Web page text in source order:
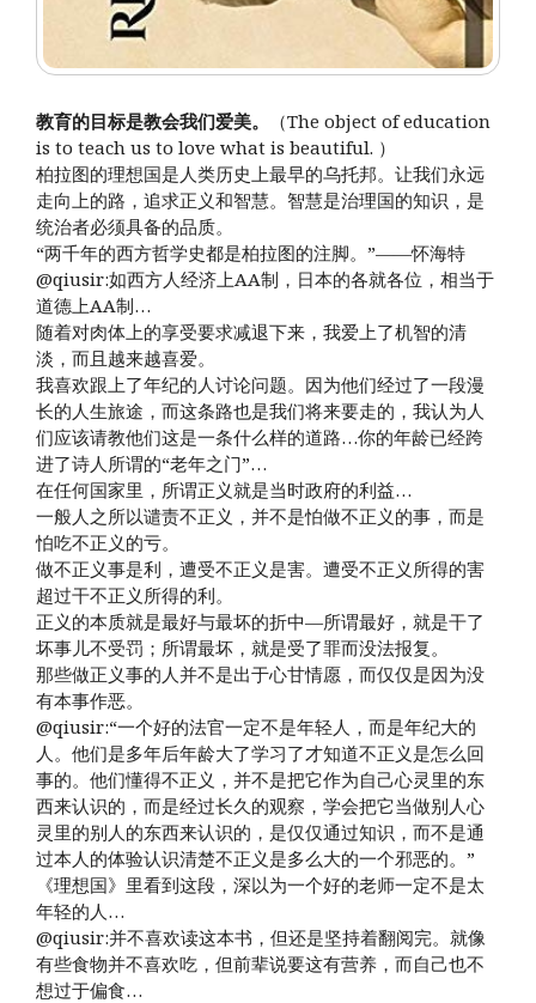
教育的目标是教会我们爱美。
（The object of education
is to teach us to love what is beautiful. ）
柏拉图的理想国是人类历史上最早的乌托邦。让我们永远
走向上的路，追求正义和智慧。智慧是治理国的知识，是
统治者必须具备的品质。
“两千年的西方哲学史都是柏拉图的注脚。”——怀海特
@qiusir:如西方人经济上AA制，日本的各就各位，相当于
道德上AA制…
随着对肉体上的享受要求减退下来，我爱上了机智的清
淡，而且越来越喜爱。
我喜欢跟上了年纪的人讨论问题。因为他们经过了一段漫
长的人生旅途，而这条路也是我们将来要走的，我认为人
们应该请教他们这是一条什么样的道路…你的年龄已经跨
进了诗人所谓的“老年之门”…
在任何国家里，所谓正义就是当时政府的利益…
一般人之所以谴责不正义，并不是怕做不正义的事，而是
怕吃不正义的亏。
做不正义事是利，遭受不正义是害。遭受不正义所得的害
超过干不正义所得的利。
正义的本质就是最好与最坏的折中—所谓最好，就是干了
坏事儿不受罚；所谓最坏，就是受了罪而没法报复。
那些做正义事的人并不是出于心甘情愿，而仅仅是因为没
有本事作恶。
@qiusir:“一个好的法官一定不是年轻人，而是年纪大的
人。他们是多年后年龄大了学习了才知道不正义是怎么回
事的。他们懂得不正义，并不是把它作为自己心灵里的东
西来认识的，而是经过长久的观察，学会把它当做别人心
灵里的别人的东西来认识的，是仅仅通过知识，而不是通
过本人的体验认识清楚不正义是多么大的一个邪恶的。”
《理想国》里看到这段，深以为一个好的老师一定不是太
年轻的人…
@qiusir:并不喜欢读这本书，但还是坚持着翻阅完。就像
有些食物并不喜欢吃，但前辈说要这有营养，而自己也不
想过于偏食…